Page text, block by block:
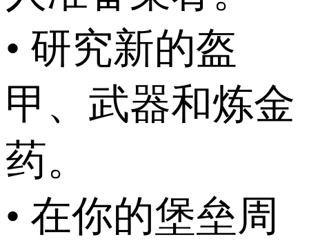
• 研究新的盔
甲、武器和炼金
药。
• 在你的堡垒周